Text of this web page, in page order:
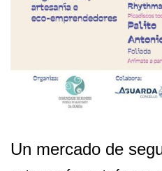
Un mercado de